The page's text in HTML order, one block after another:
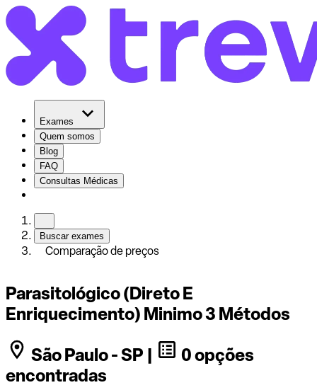
Exames
Quem somos
Blog
FAQ
Consultas Médicas
Buscar exames
Comparação de preços
Parasitológico (Direto E
Enriquecimento) Minimo 3 Métodos
São Paulo - SP |
0 opções
encontradas